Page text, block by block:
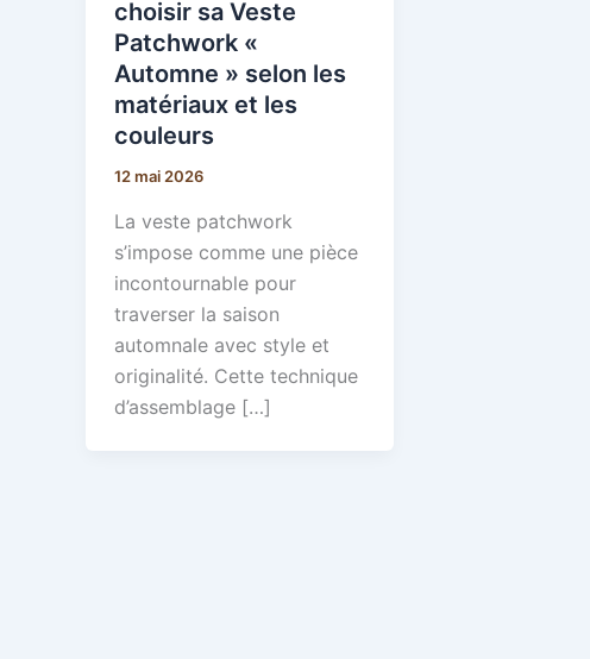
choisir sa Veste
Patchwork «
Automne » selon les
matériaux et les
couleurs
12 mai 2026
La veste patchwork
s’impose comme une pièce
incontournable pour
traverser la saison
automnale avec style et
originalité. Cette technique
d’assemblage […]